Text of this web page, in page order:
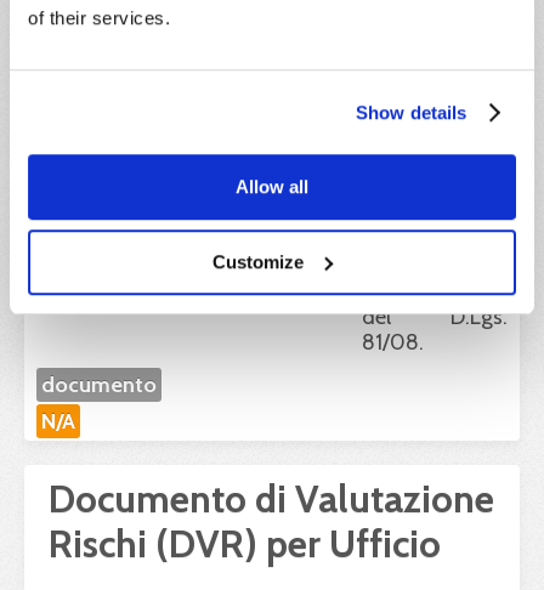
of their services.
Show details
Allow all
Customize
Rischi
per tutte le
elaborato in
conformità alle
dell’Allegato IV
del D.Lgs.
81/08.
documento
N/A
Documento di Valutazione
Rischi (DVR) per Ufficio